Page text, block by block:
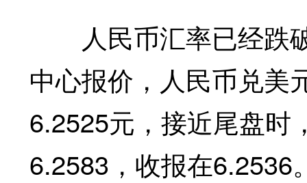
人民币汇率已经跌
中心报价，人民币兑美
6.2525元，接近尾盘时
6.2583，收报在6.2536